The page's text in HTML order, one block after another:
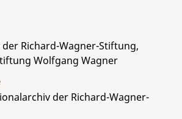
Richard-Wagner-Stiftung,
Wolfgang Wagner
der Richard-Wagner-